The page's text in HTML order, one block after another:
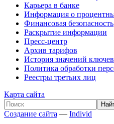
Карьера в банке
Информация о
Финансовая безопасность
Раскрытие информации
Пресс-центр
Архив тарифов
История значений
Политика обработки
Реестры третьих лиц
Карта сайта
Создание сайта — Individ